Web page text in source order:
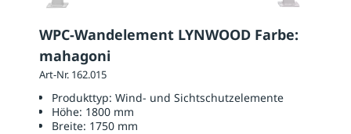
WPC-Wandelement LYNWOOD Farbe:
mahagoni
Art-Nr. 162.015
Produkttyp: Wind- und Sichtschutzelemente
Höhe: 1800 mm
Breite: 1750 mm